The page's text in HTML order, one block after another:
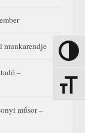
Nagy
munkarendje
–
műsor –